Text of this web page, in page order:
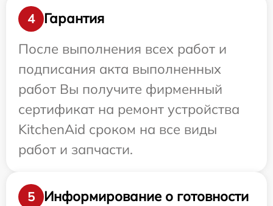
4
Гарантия
После выполнения всех работ и
подписания акта выполненных
работ Вы получите фирменный
сертификат на ремонт устройства
KitchenAid сроком на все виды
работ и запчасти.
5
Информирование о готовности